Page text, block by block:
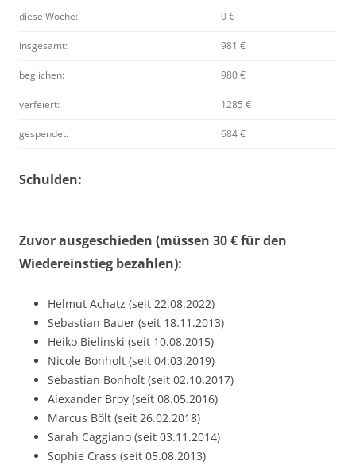
diese Woche: 0 €
insgesamt: 981 €
beglichen: 980 €
verfeiert: 1285 €
gespendet: 684 €
Schulden:
Zuvor ausgeschieden (müssen 30 € für den
Wiedereinstieg bezahlen):
Helmut Achatz (seit 22.08.2022)
Sebastian Bauer (seit 18.11.2013)
Heiko Bielinski (seit 10.08.2015)
Nicole Bonholt (seit 04.03.2019)
Sebastian Bonholt (seit 02.10.2017)
Alexander Broy (seit 08.05.2016)
Marcus Bölt (seit 26.02.2018)
Sarah Caggiano (seit 03.11.2014)
Sophie Crass (seit 05.08.2013)